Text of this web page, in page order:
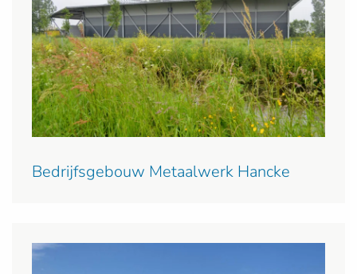
Bedrijfsgebouw Metaalwerk Hancke